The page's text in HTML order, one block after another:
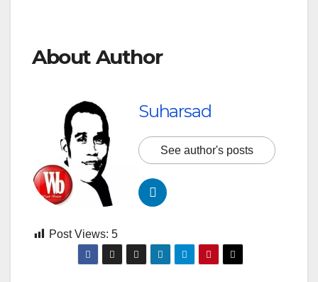
About Author
Suharsad
See author's posts
Post Views: 5